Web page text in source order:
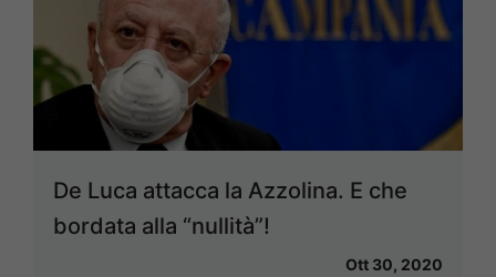
De Luca attacca la Azzolina. E che
bordata alla “nullità”!
Ott 30, 2020